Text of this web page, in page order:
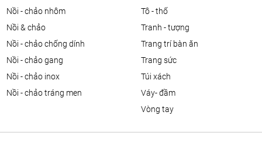
nồi - chảo nhôm
nồi & chảo
nồi - chảo chống dính
nồi - chảo gang
nồi - chảo inox
nồi - chảo tráng men
tô - thố
tranh - tượng
trang trí bàn ăn
trang sức
túi xách
váy- đầm
vòng tay